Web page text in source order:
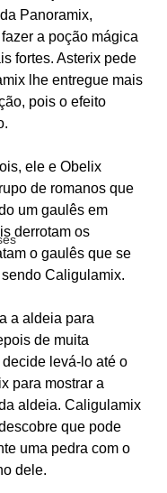
Panoramix,
a poção mágica
fortes. Asterix pede
lhe entregue mais
pois o efeito
ele e Obelix
de romanos que
um gaulês em
derrotam os
o gaulês que se
Caligulamix.
a aldeia para
de muita
levá-lo até o
para mostrar a
aldeia. Caligulamix
que pode
uma pedra com o
dele.